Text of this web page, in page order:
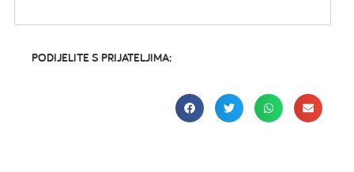
PODIJELITE S PRIJATELJIMA: